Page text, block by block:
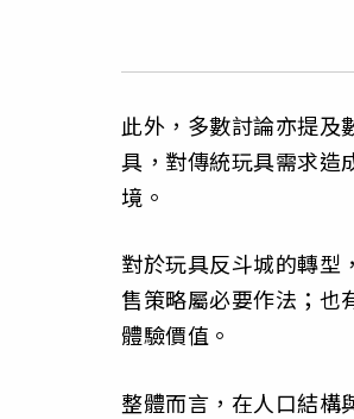
此外，多數討論亦提及
具，對傳統玩具需求造
境。
對於玩具反斗城的轉型
售策略屬必要作法；也
體驗價值。
整體而言，在人口結構